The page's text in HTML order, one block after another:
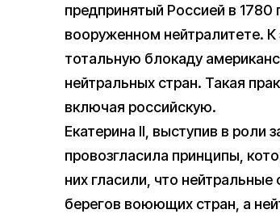
предпринятый Россией в
вооруженном нейтралитете.
тотальную блокаду
нейтральных стран. Такая
включая российскую.
Екатерина II, выступив в роли
провозгласила принципы,
них гласили, что
берегов воюющих стран, а